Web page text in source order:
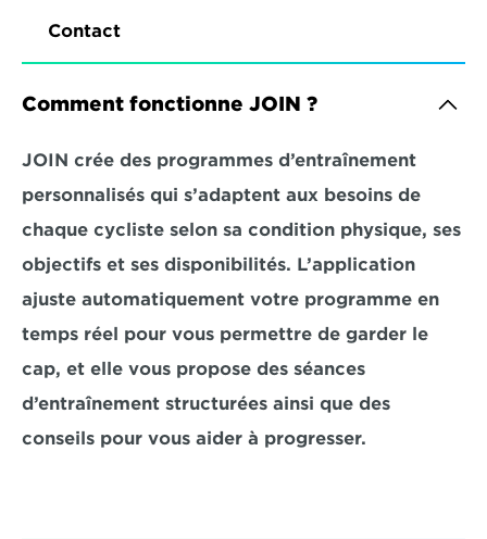
Contact
Comment fonctionne JOIN ?
JOIN crée des programmes d’entraînement
personnalisés qui s’adaptent aux besoins de
chaque cycliste selon sa condition physique, ses
objectifs et ses disponibilités. L’application
ajuste automatiquement votre programme en
temps réel pour vous permettre de garder le
cap, et elle vous propose des séances
d’entraînement structurées ainsi que des
conseils pour vous aider à progresser.